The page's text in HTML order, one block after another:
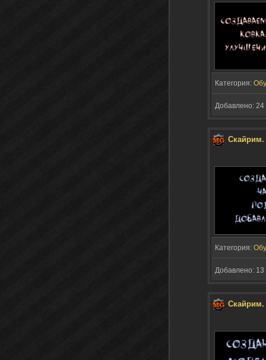
Категория:
Добавлено:
Скайрим.
Категория:
Добавлено:
Скайрим.